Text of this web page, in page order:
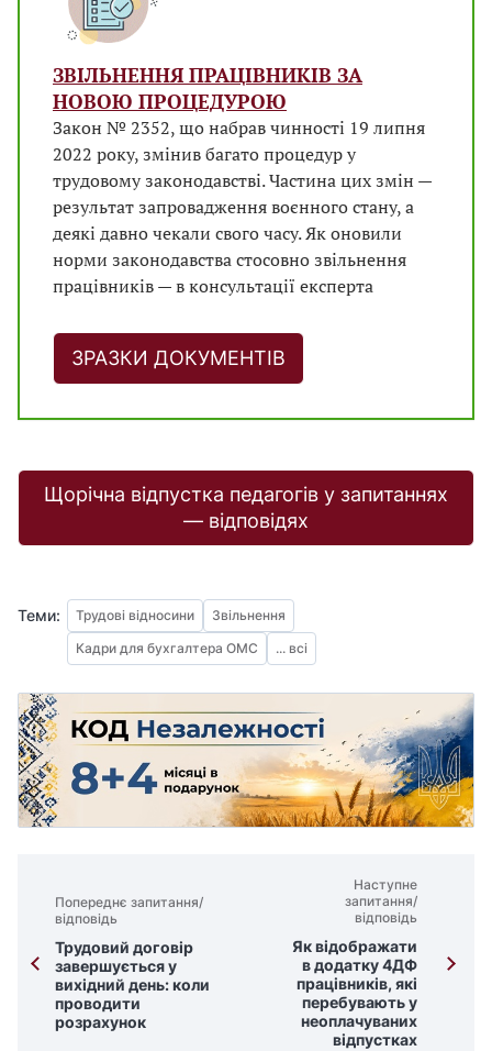
ЗВІЛЬНЕННЯ ПРАЦІВНИКІВ ЗА
НОВОЮ ПРОЦЕДУРОЮ
Закон № 2352, що набрав чинності 19 липня
2022 року, змінив багато процедур у
трудовому законодавстві. Частина цих змін —
результат запровадження воєнного стану, а
деякі давно чекали свого часу. Як оновили
норми законодавства стосовно звільнення
працівників — в консультації експерта
ЗРАЗКИ ДОКУМЕНТІВ
Щорічна відпустка педагогів у запитаннях
— відповідях
Теми: Трудові відносини
Звільнення
Кадри для бухгалтера ОМС
... всі
Попереднє запитання/
відповідь
Трудовий договір
завершується у
вихідний день: коли
проводити
розрахунок
Наступне
запитання/
відповідь
Як відображати
в додатку 4ДФ
працівників, які
перебувають у
неоплачуваних
відпустках